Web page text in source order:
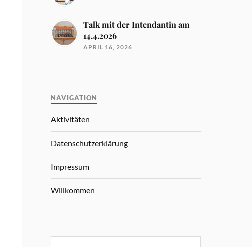
Talk mit der Intendantin am
14.4.2026
APRIL 16, 2026
NAVIGATION
Aktivitäten
Datenschutzerklärung
Impressum
Willkommen